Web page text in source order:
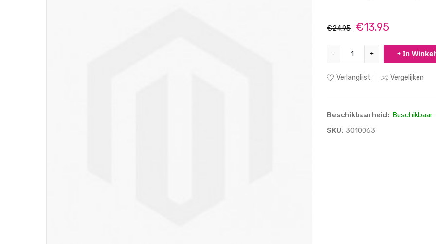
€24.95 €13.95
- + + In
Verlanglijst Vergelijken
Beschikbaarheid: Beschikbaar
SKU: 3010063